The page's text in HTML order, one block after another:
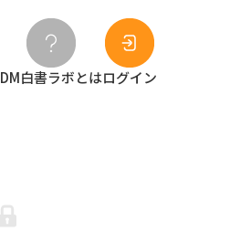
DM白書ラボとはログイン